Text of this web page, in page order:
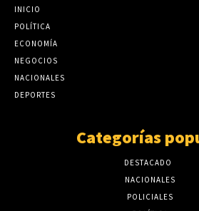
INICIO
POLÍTICA
ECONOMÍA
NEGOCIOS
NACIONALES
DEPORTES
Categorías
DESTACADO
NACIONALES
POLICIALES